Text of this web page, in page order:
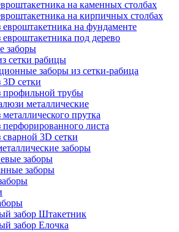
на каменных столбах
на кирпичных столбах
евроштакетника на фундаменте
под дерево
заборы
сетки рабицы
заборы из сетки-рабица
сетки
профильной трубы
металлические
прутка
перфорированного листа
3D сетки
заборы
заборы
заборы
забор Штакетник
забор Елочка